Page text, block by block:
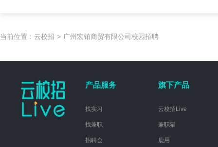
当前位置： 云校招 > 广州宏铂商贸有限公司校园招聘
产品服务
找实习
找兼职
招聘会
旗下产品
云校招Live
兼职猫
鹿用